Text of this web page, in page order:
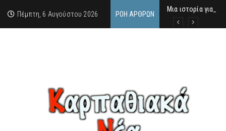
Πέμπτη, 6 Αυγούστου 2026 ΡΟΉ ΆΡΘΡΩΝ
Μια ιστορία για τη
Δρ. Εμμανουέλλα
Χάιδω-Ειρήνη